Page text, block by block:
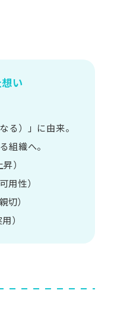
い
る）」に​由来。
組織へ。
）
性）
）
）​